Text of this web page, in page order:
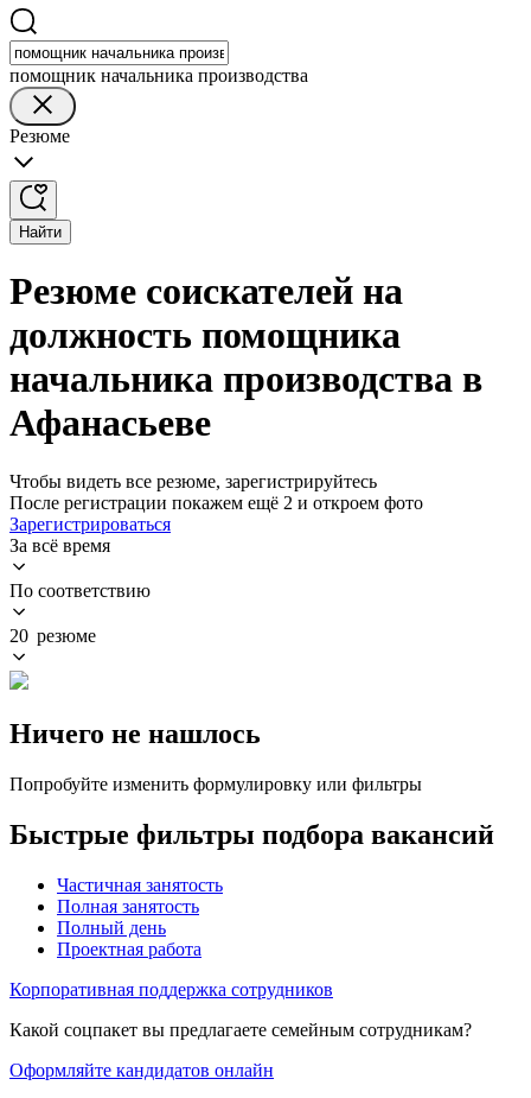
помощник начальника производства
Резюме
Найти
Резюме соискателей на
должность помощника
начальника производства в
Афанасьеве
Чтобы видеть все резюме, зарегистрируйтесь
После регистрации покажем ещё 2 и откроем фото
Зарегистрироваться
За всё время
По соответствию
20 резюме
Ничего не нашлось
Попробуйте изменить формулировку или фильтры
Быстрые фильтры подбора вакансий
Частичная занятость
Полная занятость
Полный день
Проектная работа
Корпоративная поддержка сотрудников
Какой соцпакет вы предлагаете семейным сотрудникам?
Оформляйте кандидатов онлайн